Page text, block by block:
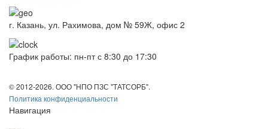
г. Казань, ул. Рахимова, дом № 59Ж, офис 2
График работы: пн-пт с 8:30 до 17:30
© 2012-2026. ООО "НПО ПЗС "ТАТСОРБ".
Политика конфиденциальности
Навигация